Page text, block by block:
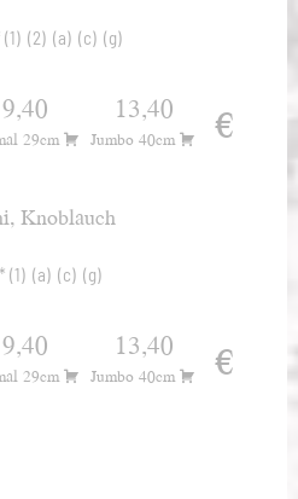
1 2 a c g
9,40
29cm
13,40
Jumbo 40cm €
Knoblauch
1 a c g
9,40
29cm
13,40
Jumbo 40cm €